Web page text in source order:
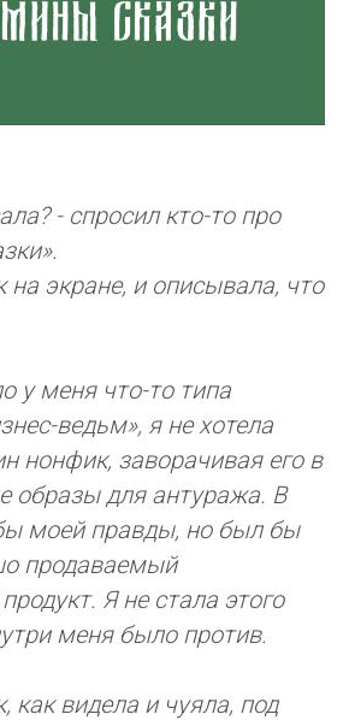
- спросил кто-то про
на экране, и описывала, что
у меня что-то типа
ведьм», я не хотела
нонфик, заворачивая его в
образы для антуража. В
моей правды, но был бы
продаваемый
Я не стала этого
меня было против.
как видела и чуяла, под